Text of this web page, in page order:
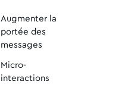
Augmenter la
portée des
messages
Micro-
interactions